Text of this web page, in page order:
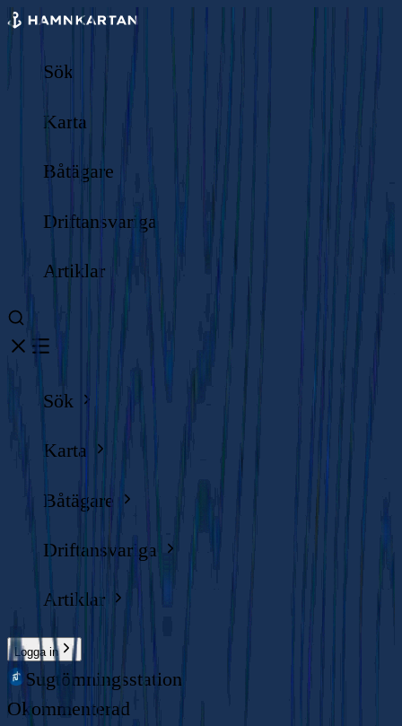
Sök
Karta
Båtägare
Driftansvariga
Artiklar
Sök
Karta
Båtägare
Driftansvariga
Artiklar
Logga in
Sugtömningsstation
Okommenterad